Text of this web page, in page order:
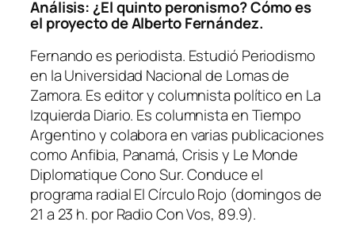
Análisis: ¿El quinto peronismo? Cómo es
el proyecto de Alberto Fernández.
Fernando es periodista. Estudió Periodismo
en la Universidad Nacional de Lomas de
Zamora. Es editor y columnista político en La
Izquierda Diario. Es columnista enTiempo
Argentinoy colabora en varias publicaciones
comoAnfibia, Panamá, Crisisy Le Monde
Diplomatique Cono Sur.Conduce el
programa radialEl Círculo Rojo (domingos de
21 a 23 h. por Radio Con Vos, 89.9).